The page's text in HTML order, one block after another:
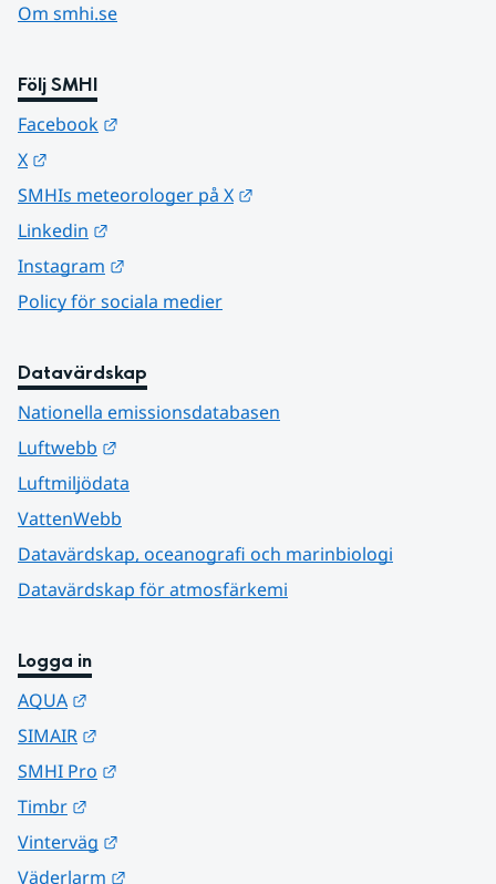
Om smhi.se
Följ SMHI
Facebook
X
SMHIs meteorologer på X
Linkedin
Instagram
Policy för sociala medier
Datavärdskap
Nationella emissionsdatabasen
Luftwebb
Luftmiljödata
VattenWebb
Datavärdskap, oceanografi och marinbiologi
Datavärdskap för atmosfärkemi
Logga in
AQUA
SIMAIR
SMHI Pro
Timbr
Vinterväg
Väderlarm